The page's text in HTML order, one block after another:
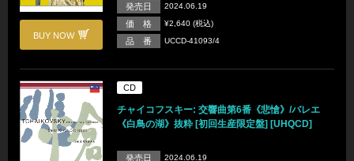
BUY NOW
発売日 2024.06.19
価 格 ¥2,640 (税込)
品 番 UCCD-41093/4
CD
チャイコフスキー: 交響曲第6番《悲愴》/バレエ
《白鳥の湖》抜粋 [初回生産限定盤] [UHQCD]
発売日 2024.06.19